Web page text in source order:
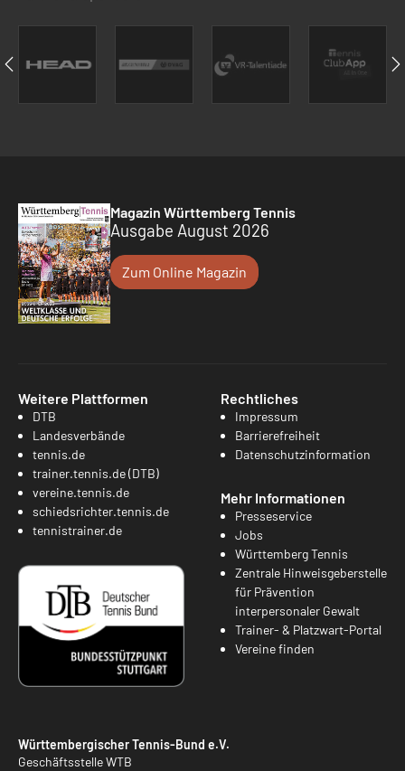
Magazin Württemberg Tennis
Ausgabe August 2026
Zum Online Magazin
Weitere Plattformen
DTB
Landesverbände
tennis.de
trainer.tennis.de (DTB)
vereine.tennis.de
schiedsrichter.tennis.de
tennistrainer.de
Rechtliches
Impressum
Barrierefreiheit
Datenschutzinformation
Mehr Informationen
Presseservice
Jobs
Württemberg Tennis
Zentrale Hinweisgeberstelle
für Prävention
interpersonaler Gewalt
Trainer- & Platzwart-Portal
Vereine finden
Württembergischer Tennis-Bund e.V.
Geschäftsstelle WTB